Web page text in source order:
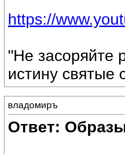
https://
"Не засоряйте
истину святые
владомиръ
Ответ: